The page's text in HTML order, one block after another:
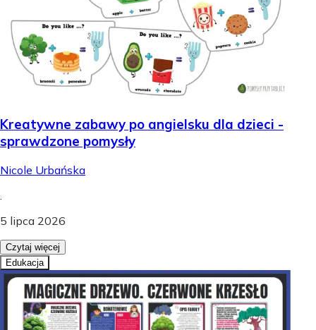
Kreatywne zabawy po angielsku dla dzieci -
sprawdzone pomysły
Nicole Urbańska
5 lipca 2026
Czytaj więcej
Edukacja